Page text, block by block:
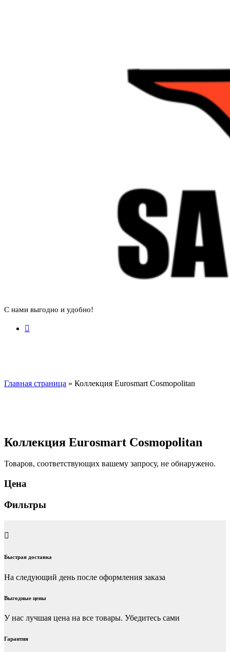
С нами выгодно и удобно!
Главная страница » Коллекция Eurosmart Cosmopolitan
Коллекция Eurosmart Cosmopolitan
Товаров, соответствующих вашему запросу, не обнаружено.
Цена
Фильтры
Быстрая доставка
На следующий день после оформления заказа
Выгодные цены
У нас лучшая цена на все товары. Убедитесь сами
Гарантия